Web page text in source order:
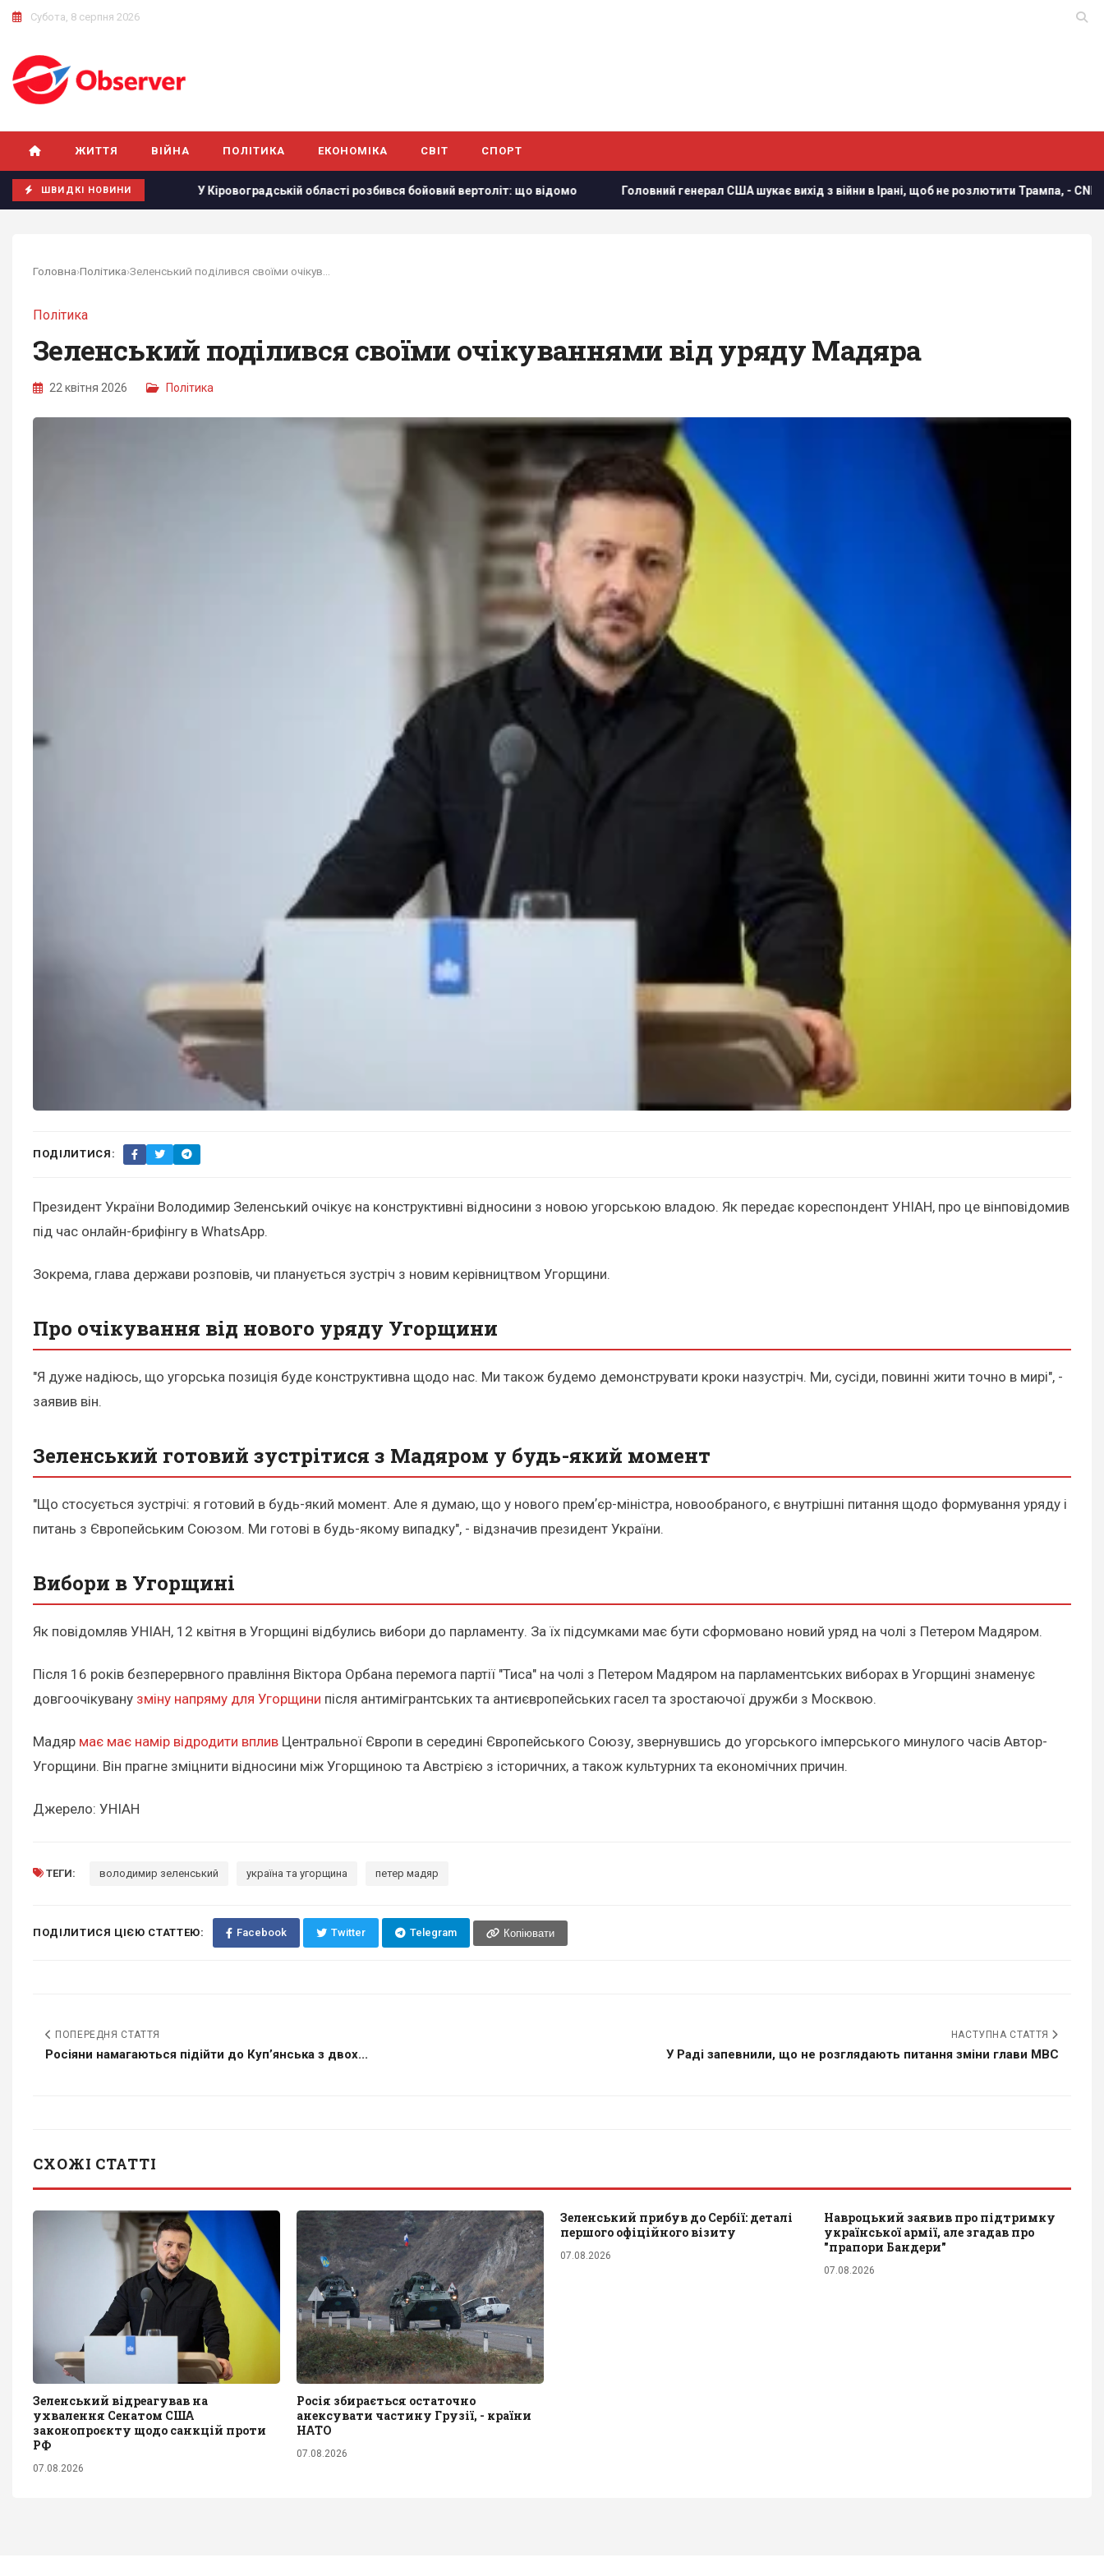
Субота, 8 серпня 2026
ЖИТТЯ ВІЙНА ПОЛІТИКА ЕКОНОМІКА СВІТ СПОРТ
ШВИДКІ НОВИНИ
у Європі У Кіровоградській області розбився бойовий вертоліт: що відомо Головний генерал США шукає вихід з війни в Ірані, щоб не розлютити Трампа, - CNN Україна
Головна›Політика›
Політика
Зеленський поділився своїми очікуваннями від уряду Мадяра
22 квітня 2026 Політика
ПОДІЛИТИСЯ:
Президент України Володимир Зеленський очікує на конструктивні відносини з новою угорською владою. Як передає кореспондент УНІАН, про це вінповідомив
під час онлайн-брифінгу в WhatsApp.
Зокрема, глава держави розповів, чи планується зустріч з новим керівництвом Угорщини.
Про очікування від нового уряду Угорщини
"Я дуже надіюсь, що угорська позиція буде конструктивна щодо нас. Ми також будемо демонструвати кроки назустріч. Ми, сусіди, повинні жити точно в мирі", -
заявив він.
Зеленський готовий зустрітися з Мадяром у будь-який момент
"Що стосується зустрічі: я готовий в будь-який момент. Але я думаю, що у нового премʼєр-міністра, новообраного, є внутрішні питання щодо формування уряду і
питань з Європейським Союзом. Ми готові в будь-якому випадку", - відзначив президент України.
Вибори в Угорщині
Як повідомляв УНІАН, 12 квітня в Угорщині відбулись вибори до парламенту. За їх підсумками має бути сформовано новий уряд на чолі з Петером Мадяром.
Після 16 років безперервного правління Віктора Орбана перемога партії "Тиса" на чолі з Петером Мадяром на парламентських виборах в Угорщині знаменує
довгоочікувану зміну напряму для Угорщини після антимігрантських та антиєвропейських гасел та зростаючої дружби з Москвою.
Мадяр має має намір відродити вплив Центральної Європи в середині Європейського Союзу, звернувшись до угорського імперського минулого часів Автор-
Угорщини. Він прагне зміцнити відносини між Угорщиною та Австрією з історичних, а також культурних та економічних причин.
Джерело: УНІАН
ТЕГИ: володимир зеленський україна та угорщина петер мадяр
ПОДІЛИТИСЯ ЦІЄЮ СТАТТЕЮ: Facebook Twitter Telegram Копіювати
ПОПЕРЕДНЯ СТАТТЯ
Росіяни намагаються підійти до Купʼянська з двох...
НАСТУПНА СТАТТЯ
У Раді запевнили, що не розглядають питання зміни глави МВС
СХОЖІ СТАТТІ
Зеленський відреагував на
ухвалення Сенатом США
законопроєкту щодо санкцій проти
РФ
07.08.2026
Росія збирається остаточно
анексувати частину Грузії, - країни
НАТО
07.08.2026
Зеленський прибув до Сербії: деталі
першого офіційного візиту
07.08.2026
Навроцький заявив про підтримку
української армії, але згадав про
"прапори Бандери"
07.08.2026